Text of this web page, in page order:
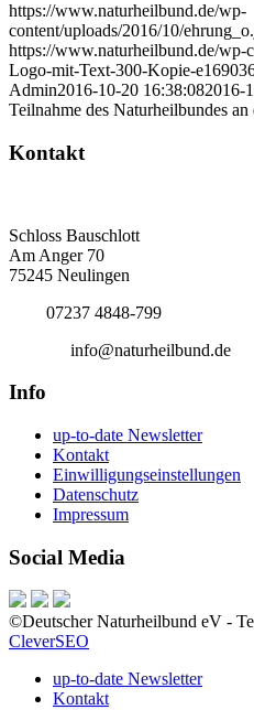
https://www.naturheilbund.de/wp-
content/uploads/2016/10/
https://www.naturheilbund.de/wp-
Logo-mit-Text-300-Kopie-
Admin2016-10-20 16:38:082016-
Teilnahme des Naturheilbundes
Kontakt
Schloss Bauschlott
Am Anger 70
75245 Neulingen
07237 4848-799
info@naturheilbund.de
Info
up-to-date Newsletter
Kontakt
Einwilligungseinstellungen
Datenschutz
Impressum
Social Media
©Deutscher Naturheilbund eV -
CleverSEO
up-to-date Newsletter
Kontakt